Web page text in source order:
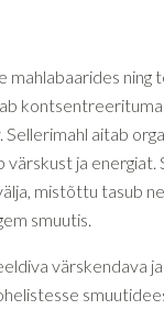
mahlabaarides ning
aitab
ja energiat.
mistõttu tasub
smuutis.
värskendava ja